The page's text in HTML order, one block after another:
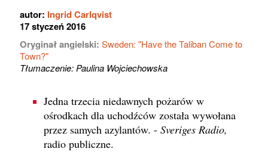
autor: Ingrid Carlqvist
17 styczeń 2016
Oryginał angielski: Sweden: "Have the Taliban Come to
Town?"
Tłumaczenie: Paulina Wojciechowska
Jedna trzecia niedawnych pożarów w
ośrodkach dla uchodźców została wywołana
przez samych azylantów. - Sveriges Radio,
radio publiczne.